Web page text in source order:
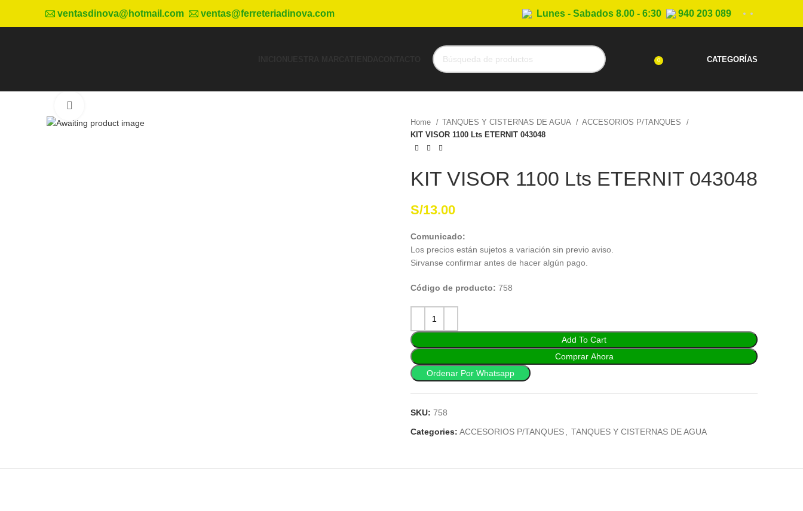
ventasdinova@hotmail.com ventas@ferreteriadinova.com Lunes - Sabados 8.00 - 6:30 940 203 089
0 CATEGORÍAS
Home
TANQUES Y CISTERNAS DE AGUA
ACCESORIOS P/TANQUES
KIT VISOR 1100 Lts ETERNIT 043048
KIT VISOR 1100 Lts ETERNIT 043048
S/13.00
Comunicado:
Los precios están sujetos a variación sin previo aviso.
Sirvanse confirmar antes de hacer algún pago.
Código de producto: 758
Add To Cart
Comprar Ahora
Ordenar Por Whatsapp
SKU: 758
Categories: ACCESORIOS P/TANQUES TANQUES Y CISTERNAS DE AGUA